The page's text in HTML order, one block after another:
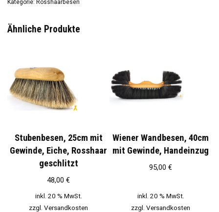
Kategorie: Rosshaarbesen
Ähnliche Produkte
Stubenbesen, 25cm mit
Gewinde, Eiche, Rosshaar
geschlitzt
48,00 €
inkl. 20 % MwSt.
zzgl. Versandkosten
Wiener Wandbesen, 40cm
mit Gewinde, Handeinzug
95,00 €
inkl. 20 % MwSt.
zzgl. Versandkosten